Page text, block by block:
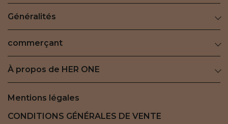
Généralités
commerçant
À propos de HER ONE
Mentions légales
CONDITIONS GÉNÉRALES DE VENTE